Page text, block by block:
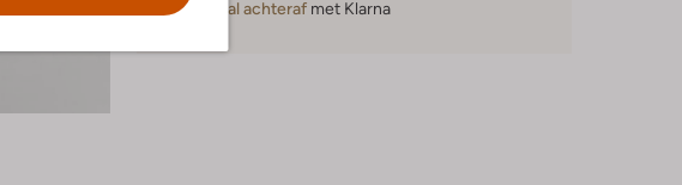
Betaal achteraf met Klarna